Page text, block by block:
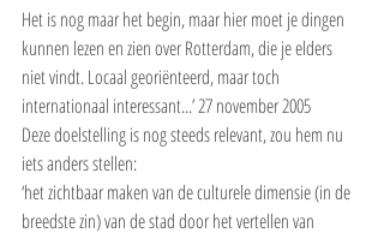
Het is nog maar het begin, maar hier moet je dingen
kunnen lezen en zien over Rotterdam, die je elders
niet vindt. Locaal georiënteerd, maar toch
internationaal interessant...’ 27 november 2005
Deze doelstelling is nog steeds relevant, zou hem nu
iets anders stellen:
‘het zichtbaar maken van de culturele dimensie (in de
breedste zin) van de stad door het vertellen van